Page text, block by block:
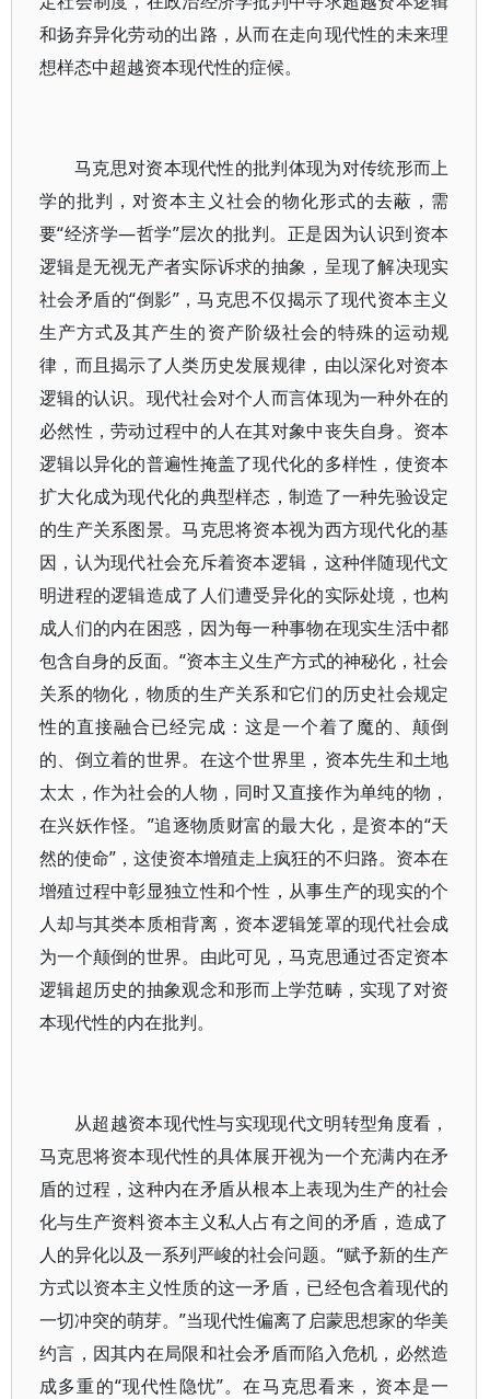
和扬弃异化劳动的出路，从而在走向现代性的未来理
想样态中超越资本现代性的症候。
马克思对资本现代性的批判体现为对传统形而上
学的批判，对资本主义社会的物化形式的去蔽，需
要“经济学—哲学”层次的批判。正是因为认识到资本
逻辑是无视无产者实际诉求的抽象，呈现了解决现实
社会矛盾的“倒影”，马克思不仅揭示了现代资本主义
生产方式及其产生的资产阶级社会的特殊的运动规
律，而且揭示了人类历史发展规律，由以深化对资本
逻辑的认识。现代社会对个人而言体现为一种外在的
必然性，劳动过程中的人在其对象中丧失自身。资本
逻辑以异化的普遍性掩盖了现代化的多样性，使资本
扩大化成为现代化的典型样态，制造了一种先验设定
的生产关系图景。马克思将资本视为西方现代化的基
因，认为现代社会充斥着资本逻辑，这种伴随现代文
明进程的逻辑造成了人们遭受异化的实际处境，也构
成人们的内在困惑，因为每一种事物在现实生活中都
包含自身的反面。“资本主义生产方式的神秘化，社会
关系的物化，物质的生产关系和它们的历史社会规定
性的直接融合已经完成：这是一个着了魔的、颠倒
的、倒立着的世界。在这个世界里，资本先生和土地
太太，作为社会的人物，同时又直接作为单纯的物，
在兴妖作怪。”追逐物质财富的最大化，是资本的“天
然的使命”，这使资本增殖走上疯狂的不归路。资本在
增殖过程中彰显独立性和个性，从事生产的现实的个
人却与其类本质相背离，资本逻辑笼罩的现代社会成
为一个颠倒的世界。由此可见，马克思通过否定资本
逻辑超历史的抽象观念和形而上学范畴，实现了对资
本现代性的内在批判。
从超越资本现代性与实现现代文明转型角度看，
马克思将资本现代性的具体展开视为一个充满内在矛
盾的过程，这种内在矛盾从根本上表现为生产的社会
化与生产资料资本主义私人占有之间的矛盾，造成了
人的异化以及一系列严峻的社会问题。“赋予新的生产
方式以资本主义性质的这一矛盾，已经包含着现代的
一切冲突的萌芽。”当现代性偏离了启蒙思想家的华美
约言，因其内在局限和社会矛盾而陷入危机，必然造
成多重的“现代性隐忧”。在马克思看来，资本是一